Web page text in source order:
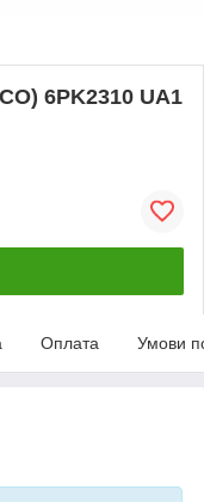
6PK2310 UA1
Оплата Умови